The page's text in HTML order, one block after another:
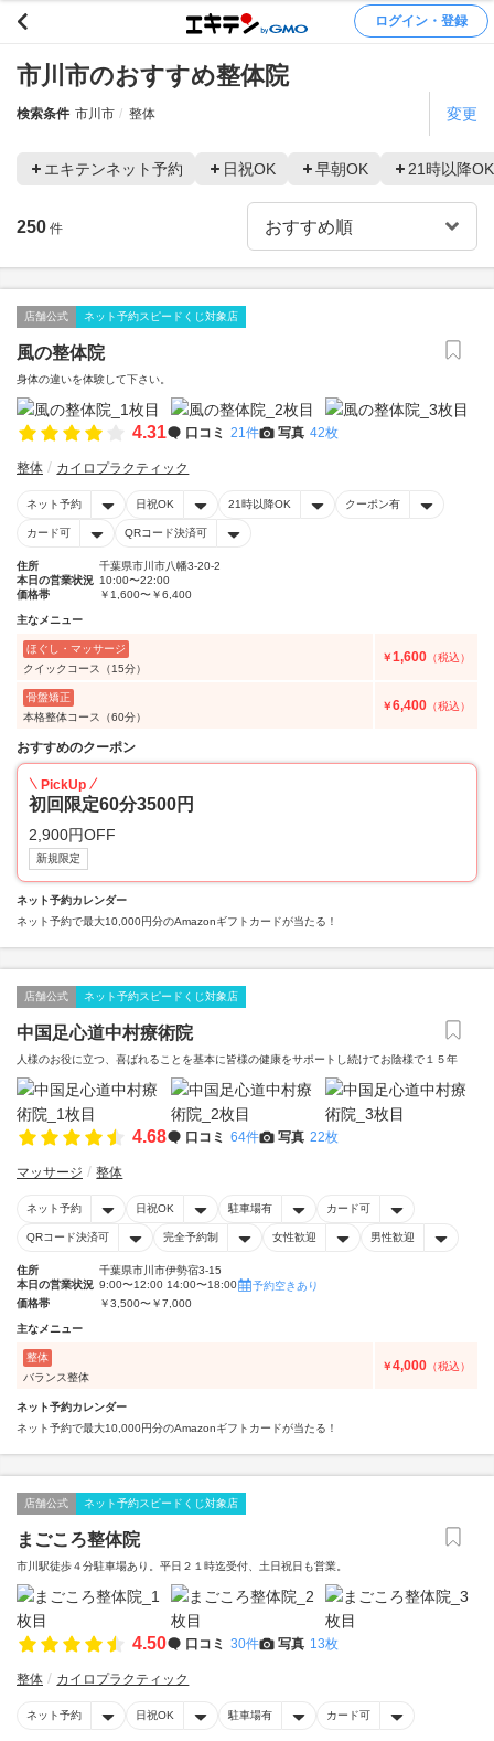
ログイン・登録
市川市のおすすめ整体院
検索条件 市川市 整体 変更
エキテンネット予約 日祝OK 早朝OK 21時以降OK
250 件
店舗公式 ネット予約スピードくじ対象店
風の整体院
身体の違いを体験して下さい。
4.31 口コミ 21件 写真 42枚
整体 カイロプラクティック
ネット予約 日祝OK 21時以降OK クーポン有
カード可 QRコード決済可
住所
千葉県市川市八幡3-20-2
本日の営業状況 10:00〜22:00
価格帯
￥1,600〜￥6,400
主なメニュー
ほぐし・マッサージ
クイックコース（15分）
￥1,600 （税込）
骨盤矯正
本格整体コース（60分）
￥6,400 （税込）
おすすめのクーポン
PickUp
初回限定60分3500円
2,900円OFF
新規限定
ネット予約カレンダー
ネット予約で最大10,000円分のAmazonギフトカードが当たる！
店舗公式 ネット予約スピードくじ対象店
中国足心道中村療術院
人様のお役に立つ、喜ばれることを基本に皆様の健康をサポートし続けてお陰様で１５年
4.68 口コミ 64件 写真 22枚
マッサージ 整体
ネット予約 日祝OK 駐車場有 カード可
QRコード決済可 完全予約制 女性歓迎 男性歓迎
住所
千葉県市川市伊勢宿3-15
本日の営業状況 9:00〜12:00 14:00〜18:00
予約空きあり
価格帯
￥3,500〜￥7,000
主なメニュー
整体
バランス整体
￥4,000 （税込）
ネット予約カレンダー
ネット予約で最大10,000円分のAmazonギフトカードが当たる！
店舗公式 ネット予約スピードくじ対象店
まごころ整体院
市川駅徒歩４分駐車場あり。平日２１時迄受付、土日祝日も営業。
4.50 口コミ 30件 写真 13枚
整体 カイロプラクティック
ネット予約 日祝OK 駐車場有 カード可